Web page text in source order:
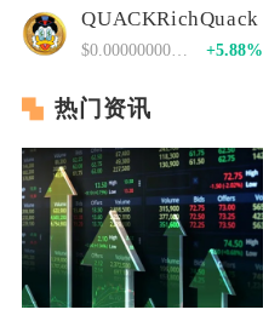
QUACKRichQuack
$0.00000000000 +5.88%
热门资讯